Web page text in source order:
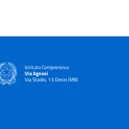
Istituto Comprensivo
Via Agnesi
Via Stadio, 13 Desio (MB)
— Visita la pagina iniziale della scuola